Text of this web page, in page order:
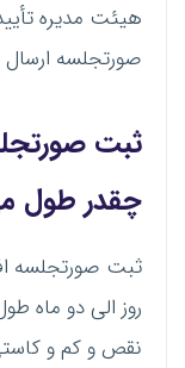
هیئت مدیره
صورتجلسه ارسال
ثبت
چقدر طول
روز الی دو ماه
نقص و کم و